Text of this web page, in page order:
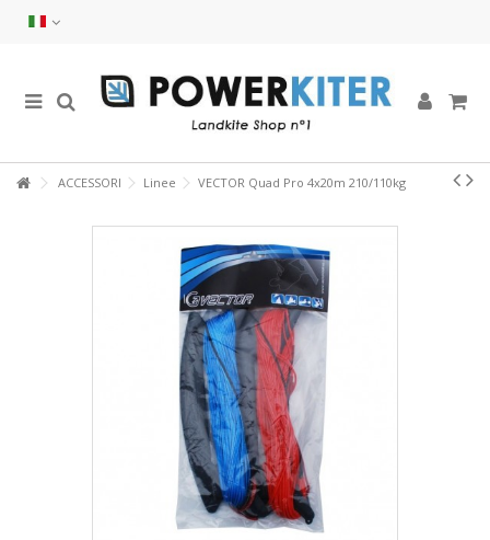
ACCESSORI Linee VECTOR Quad Pro 4x20m 210/110kg